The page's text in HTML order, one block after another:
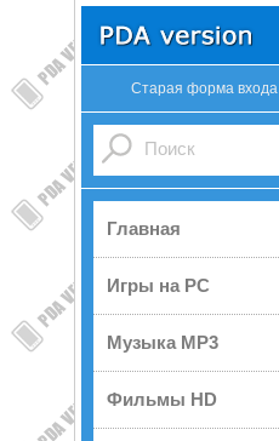
Старая форма входа
Главная
Игры на PC
Музыка MP3
Фильмы HD